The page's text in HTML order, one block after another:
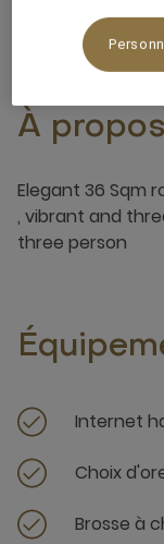
À
Elegant 36 Sqm
, vibrant and
three person
Internet
Choix
Brosse à